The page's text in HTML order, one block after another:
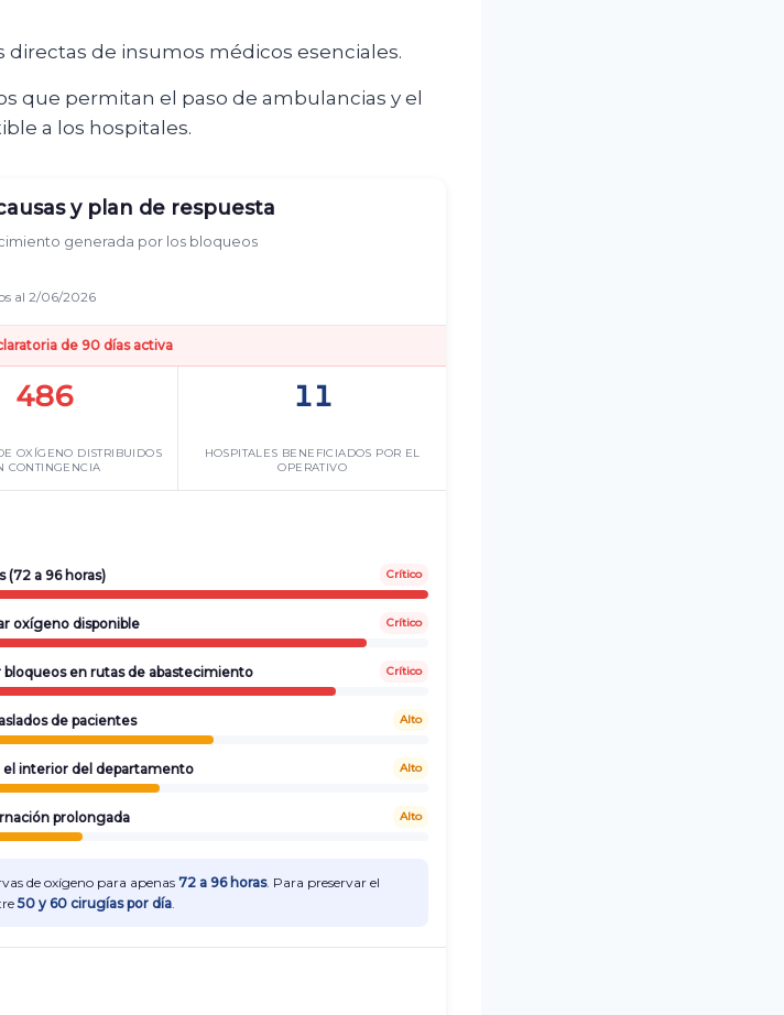
directas de insumos médicos esenciales.
que permitan el paso de ambulancias y el
a los hospitales.
y plan de respuesta
generada por los bloqueos
al 2/06/2026
de 90 días activa
486
OXÍGENO DISTRIBUIDOS
CONTINGENCIA
11
HOSPITALES BENEFICIADOS POR EL
OPERATIVO
(72 a 96 horas) Crítico
oxígeno disponible Crítico
en rutas de abastecimiento Crítico
de pacientes Alto
el interior del departamento Alto
prolongada Alto
de oxígeno para apenas 72 a 96 horas. Para preservar el
50 y 60 cirugías por día.